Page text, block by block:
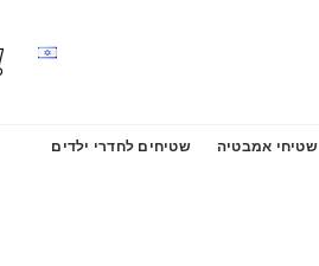
שטיחי אמבטיה שטיחים לחדרי ילדים